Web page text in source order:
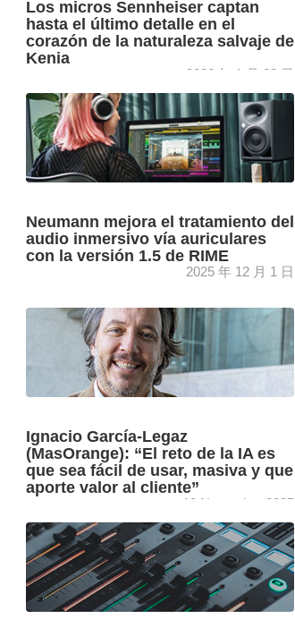
[+]
Los micros Sennheiser captan
hasta el último detalle en el
corazón de la naturaleza salvaje de
Kenia
2026 年 1 月 23 日
Tom Martienssen, de Dustoff Films, confía en
los micrófonos de condensador RF MKH
8000 de Sennheiser para capturar cada
detalle sonoro de la naturaleza ...
[+]
Neumann mejora el tratamiento del
audio inmersivo vía auriculares
con la versión 1.5 de RIME
2025 年 12 月 1 日
La actualización gratuita a la versión 1.5 del
plugin RIME de Neumann redefine la
monitorización de audio inmersivo en
auriculares, permitiendo a los ingenieros ...
[+]
Ignacio García-Legaz
(MasOrange): “El reto de la IA es
que sea fácil de usar, masiva y que
aporte valor al cliente”
13 November 2025
El director del área de Televisión del grupo
MasOrange, Ignacio García-Legaz, analiza el
mercado de los servicios televisivos de las
telcos, en el que ...